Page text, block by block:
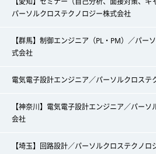
パーソルクロステクノロジー株式会社
【群馬】制御エンジニア（PL・PM）／パー
式会社
電気電子設計エンジニア／パーソルクロステ
【神奈川】電気電子設計エンジニア／パー
会社
【埼玉】回路設計／パーソルクロステクノロ